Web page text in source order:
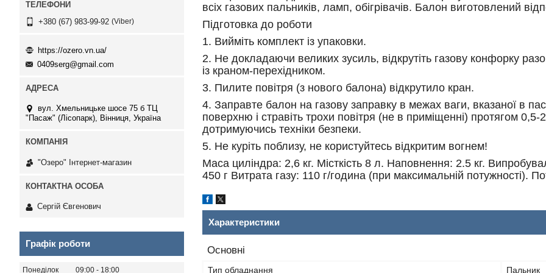
всіх газових пальників, ламп, обігрівачів. Балон виготовлений
Підготовка до роботи
1. Вийміть комплект із упаковки.
2. Не докладаючи великих зусиль, відкрутіть газову конфорку
із краном-перехідником.
3. Пилите повітря (з нового балона) відкрутило кран.
4. Заправте балон на газову заправку в межах ваги, вказаної в
поверхню і стравіть трохи повітря (не в приміщенні) протягом
дотримуючись техніки безпеки.
5. Не куріть поблизу, не користуйтесь відкритим вогнем!
Маса циліндра: 2,6 кг. Місткість 8 л. Наповнення: 2.5 кг.
450 г Витрата газу: 110 г/година (при максимальній потужності).
Характеристики
Основні
Тип обладнання Пальник
+380 (67) 983-99-92 Viber
https://ozero.vn.ua/
0409serg@gmail.com
вул. Хмельницьке шосе 75 б ТЦ
"Пасаж" (Лісопарк), Вінниця, Україна
"Озеро" Інтернет-магазин
Сергій Євгенович
Графік роботи
Понеділок 09:00 18:00